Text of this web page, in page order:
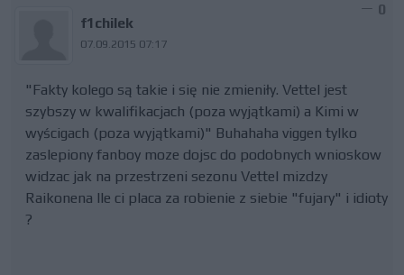
f1chilek
07.09.2015 07:17
0
"Fakty kolego są takie i się nie zmieniły. Vettel jest
szybszy w kwalifikacjach (poza wyjątkami) a Kimi w
wyścigach (poza wyjątkami)" Buhahaha viggen tylko
zaslepiony fanboy moze dojsc do podobnych wnioskow
widzac jak na przestrzeni sezonu Vettel mizdzy
Raikonena Ile ci placa za robienie z siebie "fujary" i idioty
?